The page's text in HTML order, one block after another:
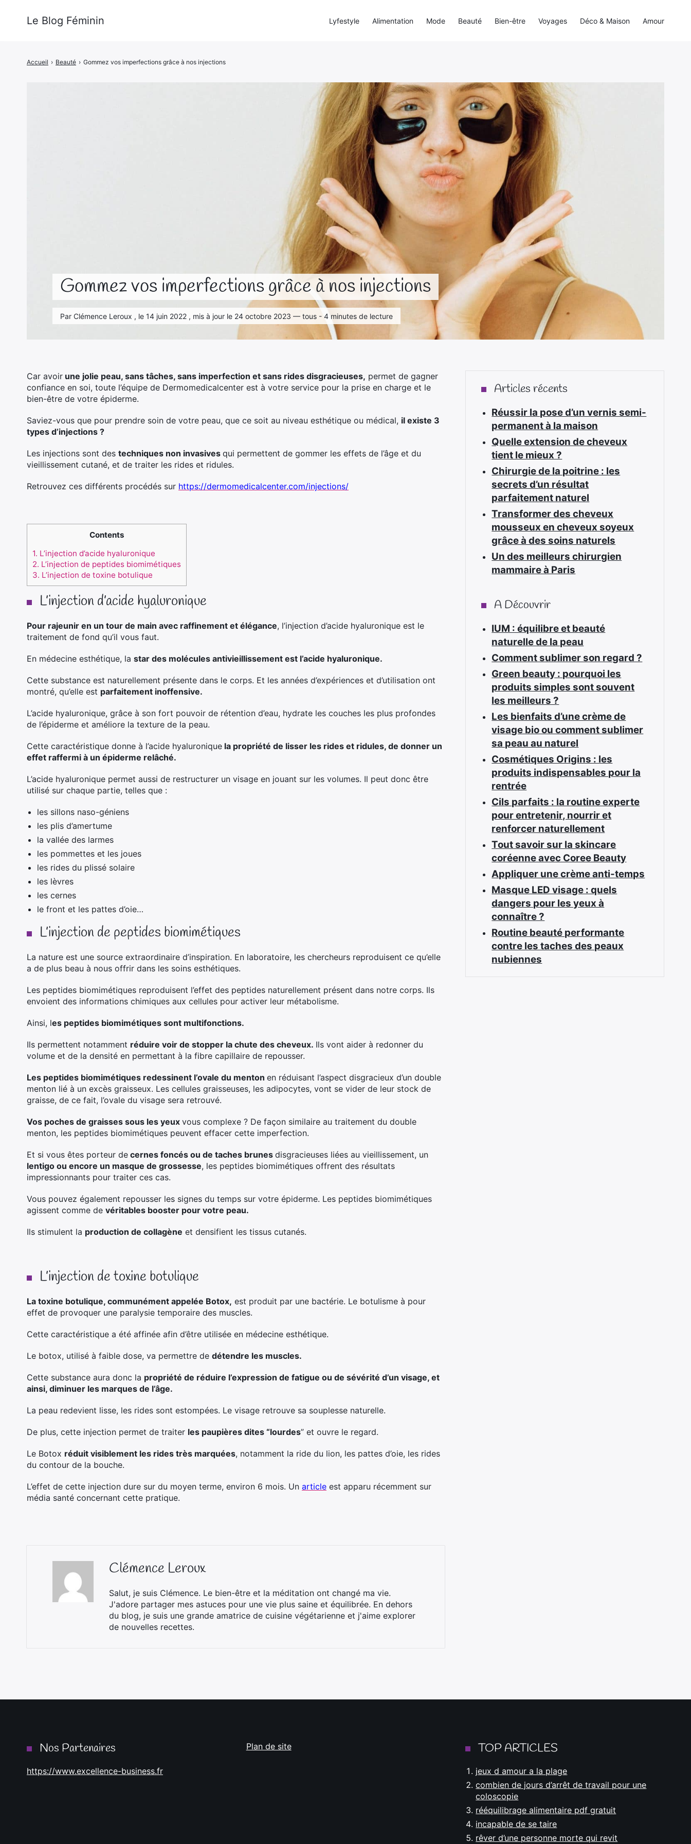
Gommez vos imperfections grâce à nos injections
Par Clémence Leroux , le 14 juin 2022 , mis à jour le 24 octobre 2023 — tous - 4 minutes de lecture
Accueil › Beauté › Gommez vos imperfections grâce à nos injections
Car avoir une jolie peau, sans tâches, sans imperfection et sans rides disgracieuses, permet de gagner
confiance en soi, toute l’équipe de Dermomedicalcenter est à votre service pour la prise en charge et le
bien-être de votre épiderme.
Saviez-vous que pour prendre soin de votre peau, que ce soit au niveau esthétique ou médical, il existe 3
types d’injections ?
Les injections sont des techniques non invasives qui permettent de gommer les effets de l’âge et du
vieillissement cutané, et de traiter les rides et ridules.
Retrouvez ces différents procédés sur https://dermomedicalcenter.com/injections/
Contents
1. L’injection d’acide hyaluronique
2. L’injection de peptides biomimétiques
3. L’injection de toxine botulique
L’injection d’acide hyaluronique
Pour rajeunir en un tour de main avec raffinement et élégance, l’injection d’acide hyaluronique est le
traitement de fond qu’il vous faut.
En médecine esthétique, la star des molécules antivieillissement est l’acide hyaluronique.
Cette substance est naturellement présente dans le corps. Et les années d’expériences et d’utilisation ont
montré, qu’elle est parfaitement inoffensive.
L’acide hyaluronique, grâce à son fort pouvoir de rétention d’eau, hydrate les couches les plus profondes
de l’épiderme et améliore la texture de la peau.
Cette caractéristique donne à l’acide hyaluronique la propriété de lisser les rides et ridules, de donner un
effet raffermi à un épiderme relâché.
L’acide hyaluronique permet aussi de restructurer un visage en jouant sur les volumes. Il peut donc être
utilisé sur chaque partie, telles que :
les sillons naso-géniens
les plis d’amertume
la vallée des larmes
les pommettes et les joues
les rides du plissé solaire
les lèvres
les cernes
le front et les pattes d’oie…
L’injection de peptides biomimétiques
La nature est une source extraordinaire d’inspiration. En laboratoire, les chercheurs reproduisent ce qu’elle
a de plus beau à nous offrir dans les soins esthétiques.
Les peptides biomimétiques reproduisent l’effet des peptides naturellement présent dans notre corps. Ils
envoient des informations chimiques aux cellules pour activer leur métabolisme.
Ainsi, les peptides biomimétiques sont multifonctions.
Ils permettent notamment réduire voir de stopper la chute des cheveux. Ils vont aider à redonner du
volume et de la densité en permettant à la fibre capillaire de repousser.
Les peptides biomimétiques redessinent l’ovale du menton en réduisant l’aspect disgracieux d’un double
menton lié à un excès graisseux. Les cellules graisseuses, les adipocytes, vont se vider de leur stock de
graisse, de ce fait, l’ovale du visage sera retrouvé.
Vos poches de graisses sous les yeux vous complexe ? De façon similaire au traitement du double
menton, les peptides biomimétiques peuvent effacer cette imperfection.
Et si vous êtes porteur de cernes foncés ou de taches brunes disgracieuses liées au vieillissement, un
lentigo ou encore un masque de grossesse, les peptides biomimétiques offrent des résultats
impressionnants pour traiter ces cas.
Vous pouvez également repousser les signes du temps sur votre épiderme. Les peptides biomimétiques
agissent comme de véritables booster pour votre peau.
Ils stimulent la production de collagène et densifient les tissus cutanés.
L’injection de toxine botulique
La toxine botulique, communément appelée Botox, est produit par une bactérie. Le botulisme à pour
effet de provoquer une paralysie temporaire des muscles.
Cette caractéristique a été affinée afin d’être utilisée en médecine esthétique.
Le botox, utilisé à faible dose, va permettre de détendre les muscles.
Cette substance aura donc la propriété de réduire l’expression de fatigue ou de sévérité d’un visage, et
ainsi, diminuer les marques de l’âge.
La peau redevient lisse, les rides sont estompées. Le visage retrouve sa souplesse naturelle.
De plus, cette injection permet de traiter les paupières dites “lourdes” et ouvre le regard.
Le Botox réduit visiblement les rides très marquées, notamment la ride du lion, les pattes d’oie, les rides
du contour de la bouche.
L’effet de cette injection dure sur du moyen terme, environ 6 mois. Un article est apparu récemment sur
média santé concernant cette pratique.
Clémence Leroux
Salut, je suis Clémence. Le bien-être et la méditation ont changé ma vie.
J'adore partager mes astuces pour une vie plus saine et équilibrée. En dehors
du blog, je suis une grande amatrice de cuisine végétarienne et j'aime explorer
de nouvelles recettes.
Articles récents
Réussir la pose d’un vernis semi-
permanent à la maison
Quelle extension de cheveux
tient le mieux ?
Chirurgie de la poitrine : les
secrets d’un résultat
parfaitement naturel
Transformer des cheveux
mousseux en cheveux soyeux
grâce à des soins naturels
Un des meilleurs chirurgien
mammaire à Paris
A Découvrir
IUM : équilibre et beauté
naturelle de la peau
Comment sublimer son regard ?
Green beauty : pourquoi les
produits simples sont souvent
les meilleurs ?
Les bienfaits d’une crème de
visage bio ou comment sublimer
sa peau au naturel
Cosmétiques Origins : les
produits indispensables pour la
rentrée
Cils parfaits : la routine experte
pour entretenir, nourrir et
renforcer naturellement
Tout savoir sur la skincare
coréenne avec Coree Beauty
Appliquer une crème anti-temps
Masque LED visage : quels
dangers pour les yeux à
connaître ?
Routine beauté performante
contre les taches des peaux
nubiennes
Le Blog Féminin Lyfestyle Alimentation Mode Beauté Bien-être Voyages Déco & Maison Amour
Nos Partenaires
https://www.excellence-business.fr
Plan de site TOP ARTICLES
jeux d amour a la plage
combien de jours d’arrêt de travail pour une
coloscopie
rééquilibrage alimentaire pdf gratuit
incapable de se taire
rêver d’une personne morte qui revit